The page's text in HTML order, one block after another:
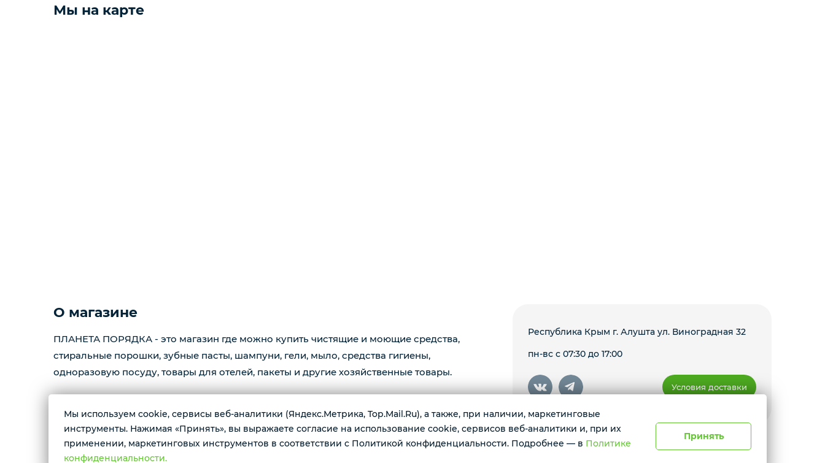
Мы на карте
О магазине
ПЛАНЕТА ПОРЯДКА - это магазин где можно купить чистящие и моющие средства,
стиральные порошки, зубные пасты, шампуни, гели, мыло, средства гигиены,
одноразовую посуду, товары для отелей, пакеты и другие хозяйственные товары.
ИНН 910101644098
Республика Крым г. Алушта ул. Виноградная 32
пн-вс с 07:30 до 17:00
Условия доставки
Мы используем cookie, сервисы веб-аналитики (Яндекс.Метрика, Top.Mail.Ru), а также, при наличии, маркетинговые
инструменты. Нажимая «Принять», вы выражаете согласие на использование cookie, сервисов веб-аналитики и, при их
применении, маркетинговых инструментов в соответствии с Политикой конфиденциальности. Подробнее — в Политике
конфиденциальности.
Принять